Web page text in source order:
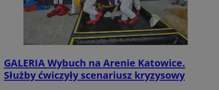
GALERIAWybuch na Arenie Katowice.
Służby ćwiczyły scenariusz kryzysowy